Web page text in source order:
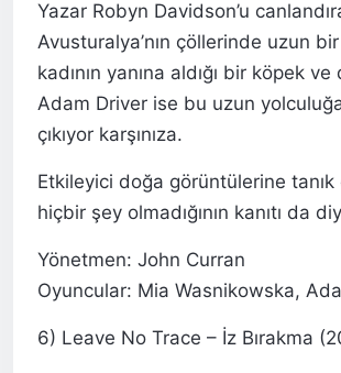
Yazar Robyn Davidson’u
Avusturalya’nın çöllerinde uzun
kadının yanına aldığı bir köpek
Adam Driver ise bu uzun
çıkıyor karşınıza.
Etkileyici doğa görüntülerine tanık
hiçbir şey olmadığının kanıtı da
Yönetmen: John Curran
Oyuncular: Mia Wasnikowska,
6) Leave No Trace – İz Bırakma